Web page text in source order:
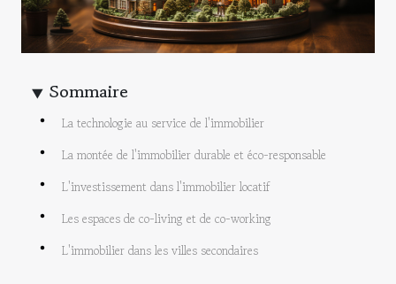
Sommaire
La technologie au service de l'immobilier
La montée de l'immobilier durable et éco-responsable
L'investissement dans l'immobilier locatif
Les espaces de co-living et de co-working
L'immobilier dans les villes secondaires